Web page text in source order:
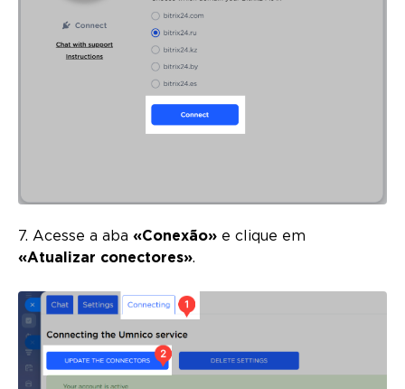
7. Acesse a aba «Conexão» e clique em
«Atualizar conectores».